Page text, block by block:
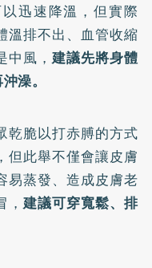
迅速降溫，但實際
溫排不出、血管收縮
中風，建議先將身體
澡。
乾脆以打赤膊的方式
但此舉不僅會讓皮膚
易蒸發、造成皮膚老
，建議可穿寬鬆、排